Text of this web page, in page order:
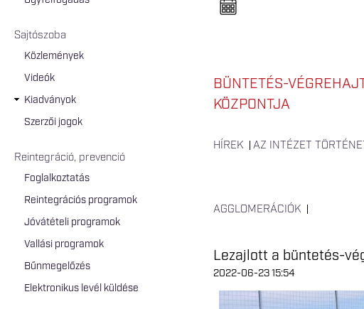
Sajtószoba
Közlemények
Videók
Kiadványok
Szerzői jogok
Reintegráció, prevenció
Foglalkoztatás
Reintegrációs programok
Jóvátételi programok
Vallási programok
Bűnmegelőzés
Elektronikus levél küldése
e
l
s
a
BÜNTETÉS-
KÖZPONTJA
HÍREK AZ INTÉZET
AGGLOMERÁCIÓK
Lezajlott a büntetés-
2022-06-23 15:54